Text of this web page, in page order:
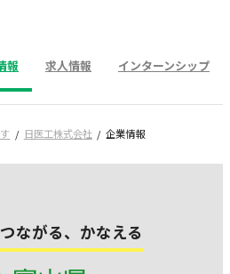
報 求人情報 インターンシップ
日医工株式会社 企業情報
ながる、かなえる